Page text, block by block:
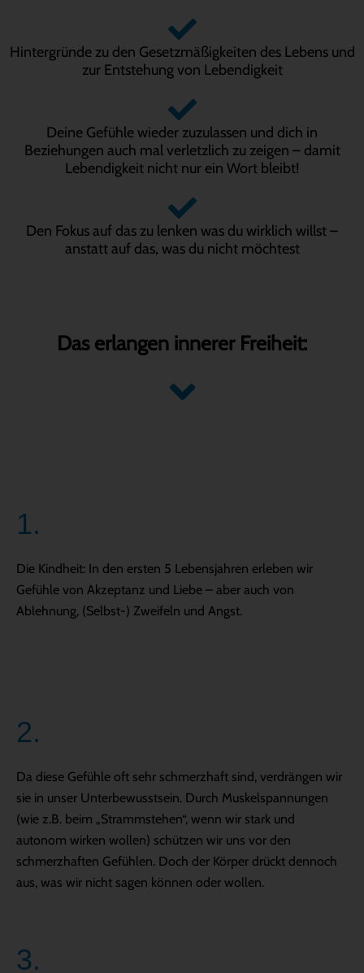
Hintergründe zu den Gesetzmäßigkeiten des Lebens und
zur Entstehung von Lebendigkeit
Deine Gefühle wieder zuzulassen und dich in
Beziehungen auch mal verletzlich zu zeigen – damit
Lebendigkeit nicht nur ein Wort bleibt!
Den Fokus auf das zu lenken was du wirklich willst –
anstatt auf das, was du nicht möchtest
Das erlangen innerer Freiheit:
1.
Die Kindheit: In den ersten 5 Lebensjahren erleben wir
Gefühle von Akzeptanz und Liebe – aber auch von
Ablehnung, (Selbst-) Zweifeln und Angst.
2.
Da diese Gefühle oft sehr schmerzhaft sind, verdrängen wir
sie in unser Unterbewusstsein. Durch Muskelspannungen
(wie z.B. beim „Strammstehen“, wenn wir stark und
autonom wirken wollen) schützen wir uns vor den
schmerzhaften Gefühlen. Doch der Körper drückt dennoch
aus, was wir nicht sagen können oder wollen.
3.